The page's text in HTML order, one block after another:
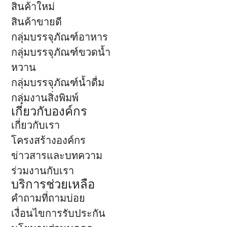
สินค้าใหม่
สินค้าขายดี
กลุ่มบรรจุภัณฑ์อาหาร
กลุ่มบรรจุภัณฑ์ขวดน้ำ
หวาน
กลุ่มบรรจุภัณฑ์น้ำดื่ม
กลุ่มงานสิ่งพิมพ์
เกี่ยวกับองค์กร
เกี่ยวกับเรา
โครงสร้างองค์กร
ข่าวสารและบทความ
ร่วมงานกับเรา
บริการช่วยเหลือ
คำถามที่ถามบ่อย
เงื่อนไขการรับประกัน